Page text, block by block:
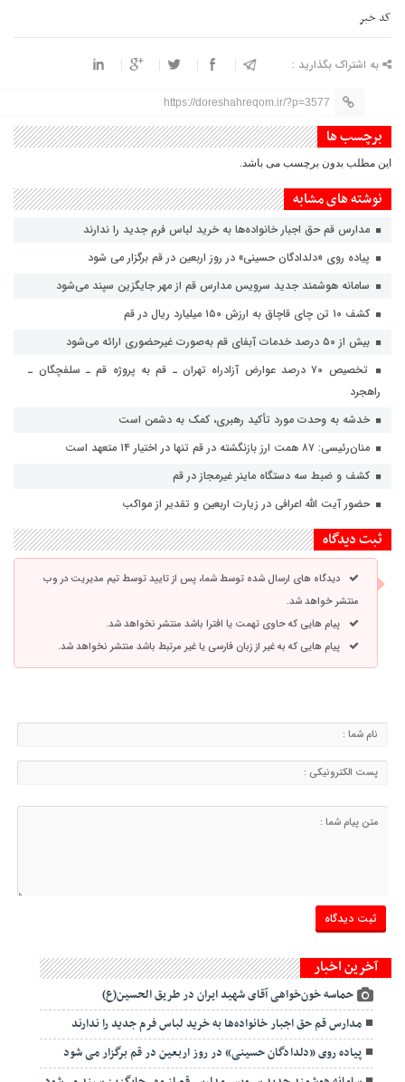
کد خبر
به اشتراک بگذارید :
https://doreshahreqom.ir/?p=3577
برچسب ها
این مطلب بدون برچسب می باشد.
نوشته های مشابه
مدارس قم حق اجبار خانواده‌ها به خرید لباس فرم جدید را ندارند
پیاده روی «دلدادگان حسینی» در روز اربعین در قم برگزار می شود
سامانه هوشمند جدید سرویس مدارس قم از مهر جایگزین سپند می‌شود
کشف ۱۰ تن چای قاچاق به ارزش ۱۵۰ میلیارد ریال در قم
بیش از ۵۰ درصد خدمات آبفای قم به‌صورت غیرحضوری ارائه می‌شود
تخصیص ۷۰ درصد عوارض آزادراه تهران ـ قم به پروژه قم ـ سلفچگان ـ
راهجرد
خدشه به وحدت مورد تأکید رهبری، کمک به دشمن است
منان‌رئیسی: ۸۷ همت ارز بازنگشته در قم تنها در اختیار ۱۴ متعهد است
کشف و ضبط سه دستگاه ماینر غیرمجاز در قم
حضور آیت الله اعرافی در زیارت اربعین و تقدیر از مواکب
ثبت دیدگاه
دیدگاه های ارسال شده توسط شما، پس از تایید توسط تیم مدیریت در وب
منتشر خواهد شد.
پیام هایی که حاوی تهمت یا افترا باشد منتشر نخواهد شد.
پیام هایی که به غیر از زبان فارسی یا غیر مرتبط باشد منتشر نخواهد شد.
آخرین اخبار
حماسه خون‌خواهی آقای شهید ایران در طریق الحسین(ع)
مدارس قم حق اجبار خانواده‌ها به خرید لباس فرم جدید را ندارند
پیاده روی «دلدادگان حسینی» در روز اربعین در قم برگزار می شود